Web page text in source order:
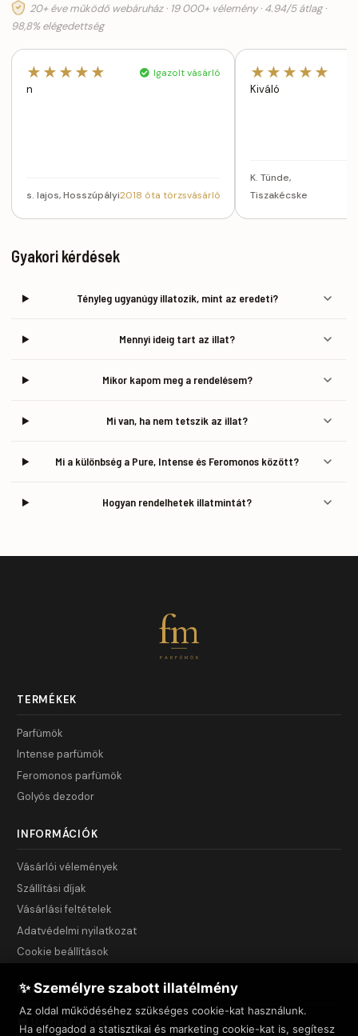
20+ éve működő webáruház · 19 000+ vélemény · 4.94/5 átlag ·
98,8% elégedettség
★★★★★ Igazolt vásárló
n
s. lajos, Hosszúpályi2018 óta törzsvásárló
★★★★★
Kiváló
K. Tünde,
Tiszakécske
Gyakori kérdések
Tényleg ugyanúgy illatozik, mint az eredeti?
Mennyi ideig tart az illat?
Mikor kapom meg a rendelésem?
Mi van, ha nem tetszik az illat?
Mi a különbség a Pure, Intense és Feromonos között?
Hogyan rendelhetek illatmintát?
fm
PARFÜMÖK
TERMÉKEK
Parfümök
Intense parfümök
Feromonos parfümök
Golyós dezodor
INFORMÁCIÓK
Vásárlói vélemények
Szállítási díjak
Vásárlási feltételek
Adatvédelmi nyilatkozat
Cookie beállítások
KAPCSOLAT
Üzenet küldése
✨ Személyre szabott illatélmény
Az oldal működéséhez szükséges cookie-kat használunk.
Ha elfogadod a statisztikai és marketing cookie-kat is, segítesz